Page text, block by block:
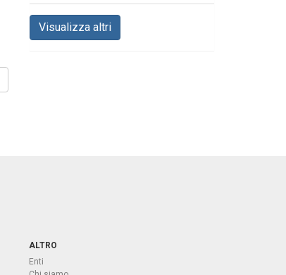
Visualizza altri
ALTRO
Enti